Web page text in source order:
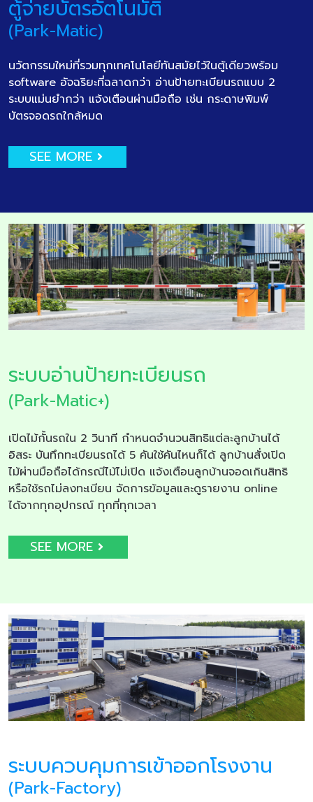
ตู้จ่ายบัตรอัตโนมัติ
(Park-Matic)
นวัตกรรมใหม่ที่รวมทุกเทคโนโลยีทันสมัยไว้ในตู้เดียวพร้อม
software อัจฉริยะที่ฉลาดกว่า อ่านป้ายทะเบียนรถแบบ 2
ระบบแม่นยำกว่า แจ้งเตือนผ่านมือถือ เช่น กระดาษพิมพ์
บัตรจอดรถใกล้หมด
SEE MORE
ระบบอ่านป้ายทะเบียนรถ
(Park-Matic+)
เปิดไม้กั้นรถใน 2 วินาที กำหนดจำนวนสิทธิแต่ละลูกบ้านได้
อิสระ บันทึกทะเบียนรถได้ 5 คันใช้คันไหนก็ได้ ลูกบ้านสั่งเปิด
ไม้ผ่านมือถือได้กรณีไม้ไม่เปิด แจ้งเตือนลูกบ้านจอดเกินสิทธิ
หรือใช้รถไม่ลงทะเบียน จัดการข้อมูลและดูรายงาน online
ได้จากทุกอุปกรณ์ ทุกที่ทุกเวลา
SEE MORE
ระบบควบคุมการเข้าออกโรงงาน
(Park-Factory)